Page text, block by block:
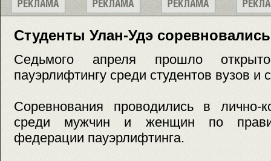
Студенты Улан-Удэ
Седьмого апреля прошло
пауэрлифтингу среди студентов вузов и
Соревнования проводились в лично-
среди мужчин и женщин по
федерации пауэрлифтинга.